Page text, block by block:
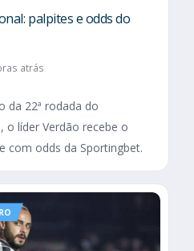
palpites e odds do
atrás
da 22ª rodada do
o líder Verdão recebe o
com odds da Sportingbet.